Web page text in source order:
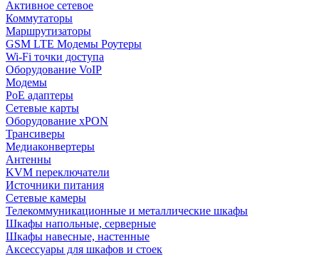
Активное сетевое
Коммутаторы
Маршрутизаторы
GSM LTE Модемы Роутеры
Wi-Fi точки доступа
Оборудование VoIP
Модемы
PoE адаптеры
Сетевые карты
Оборудование xPON
Трансиверы
Медиаконвертеры
Антенны
KVM переключатели
Источники питания
Сетевые камеры
Телекоммуникационные и металлические шкафы
Шкафы напольные, серверные
Шкафы навесные, настенные
Аксессуары для шкафов и стоек